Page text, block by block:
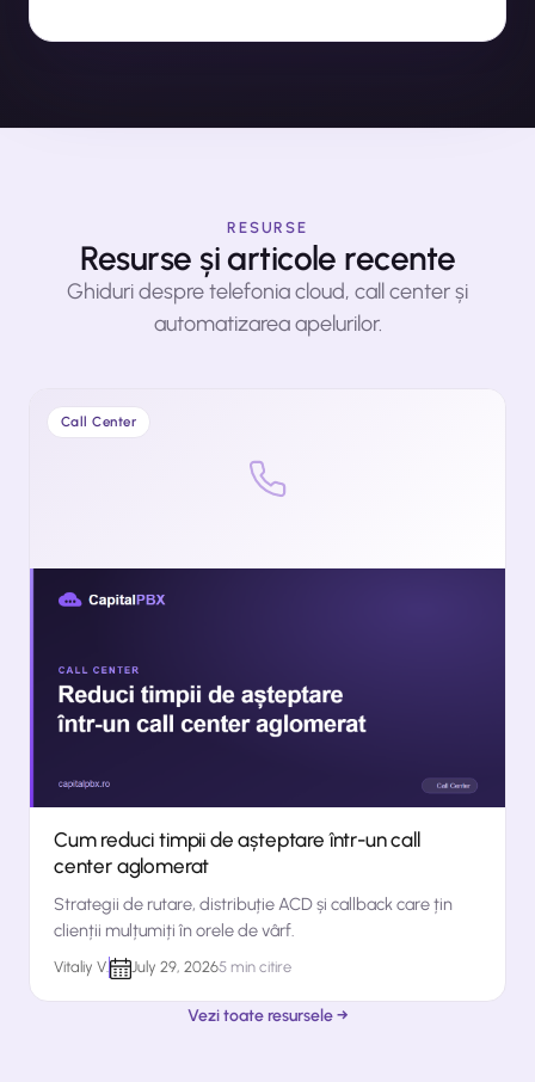
RESURSE
Resurse și articole recente
Ghiduri despre telefonia cloud, call center și
automatizarea apelurilor.
Cum reduci timpii de așteptare într-un call
center aglomerat
Vitaliy V. July 29, 2026
Vezi toate resursele →